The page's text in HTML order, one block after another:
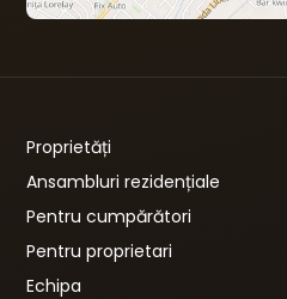
Proprietăți
Ansambluri rezidențiale
Pentru cumpărători
Pentru proprietari
Echipa